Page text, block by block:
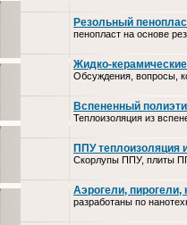
Резольный
пенопласт на основе
Жидко-
Обсуждения, вопросы,
Вспененный
Теплоизоляция из
ППУ теплоизоляция
Скорлупы ППУ, плиты
Аэрогели, пирогели,
разработаны по